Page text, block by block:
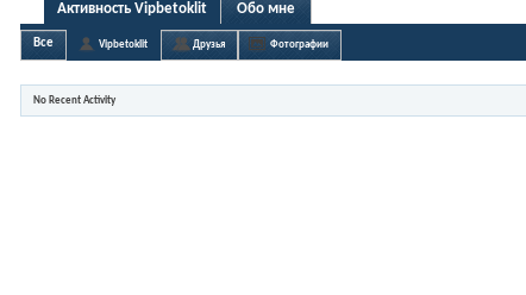
Активность Vipbetoklit Обо мне
Все Vipbetoklit Друзья Фотографии
No Recent Activity